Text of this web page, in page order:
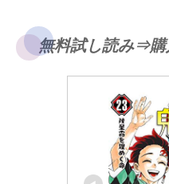
無料試し読み⇒購